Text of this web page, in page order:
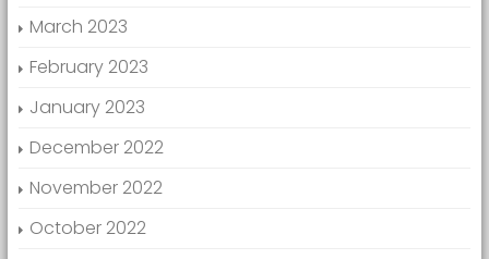
March 2023
February 2023
January 2023
December 2022
November 2022
October 2022